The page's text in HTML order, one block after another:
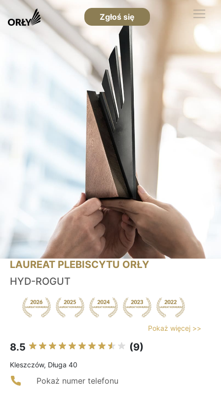
Zgłoś się
LAUREAT PLEBISCYTU ORŁY
HYD-ROGUT
Pokaż więcej >>
8.5 (9)
Kleszczów, Długa 40
Pokaż numer telefonu